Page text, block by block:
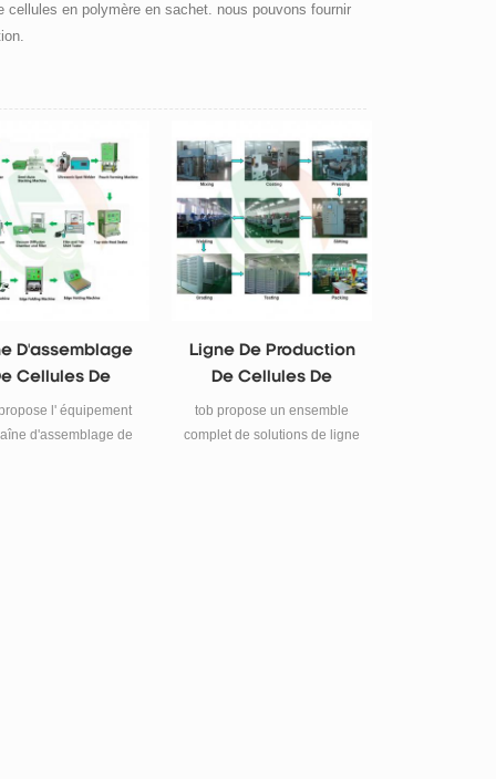
en polymère en sachet. nous pouvons fournir
D'assemblage
Cellules De
Pochel' équipement
d'assemblage de
Ligne De Production
De Cellules De
Poche Semi-
Automatique
tob propose un ensemble
complet de solutions de ligne